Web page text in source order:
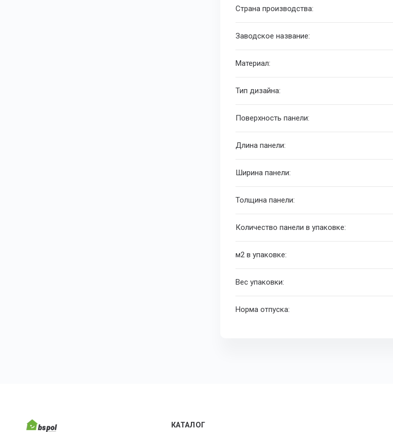
Страна производства:
Заводское название:
Материал:
Тип дизайна:
Поверхность панели:
Длина панели:
Ширина панели:
Толщина панели:
Количество панели в упаковке:
м2 в упаковке:
Вес упаковки:
Норма отпуска:
КАТАЛОГ